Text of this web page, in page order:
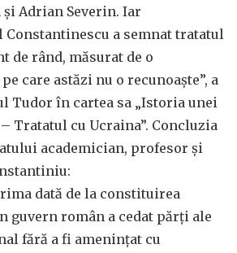
și Adrian Severin. Iar
Constantinescu a semnat tratatul
de rând, măsurat de o
care astăzi nu o recunoaște”, a
Tudor în cartea sa „Istoria unei
Tratatul cu Ucraina”. Concluzia
academician, profesor și
dată de la constituirea
guvern român a cedat părți ale
fără a fi amenințat cu